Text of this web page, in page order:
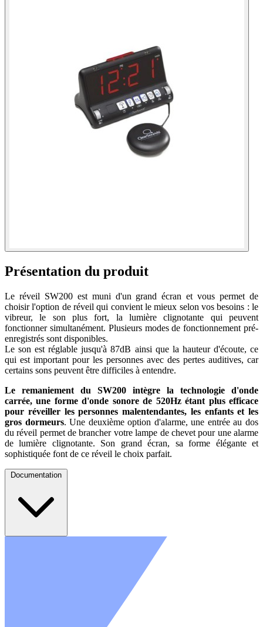
Présentation du produit
Le réveil SW200 est muni d'un grand écran et vous permet de
choisir l'option de réveil qui convient le mieux selon vos besoins : le
vibreur, le son plus fort, la lumière clignotante qui peuvent
fonctionner simultanément. Plusieurs modes de fonctionnement pré-
enregistrés sont disponibles.
Le son est réglable jusqu'à 87dB ainsi que la hauteur d'écoute, ce
qui est important pour les personnes avec des pertes auditives, car
certains sons peuvent être difficiles à entendre.
Le remaniement du SW200 intègre la technologie d'onde
carrée, une forme d'onde sonore de 520Hz étant plus efficace
pour réveiller les personnes malentendantes, les enfants et les
gros dormeurs. Une deuxième option d'alarme, une entrée au dos
du réveil permet de brancher votre lampe de chevet pour une alarme
de lumière clignotante. Son grand écran, sa forme élégante et
sophistiquée font de ce réveil le choix parfait.
Documentation